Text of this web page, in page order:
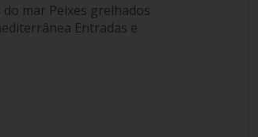
mar Peixes grelhados
Entradas e